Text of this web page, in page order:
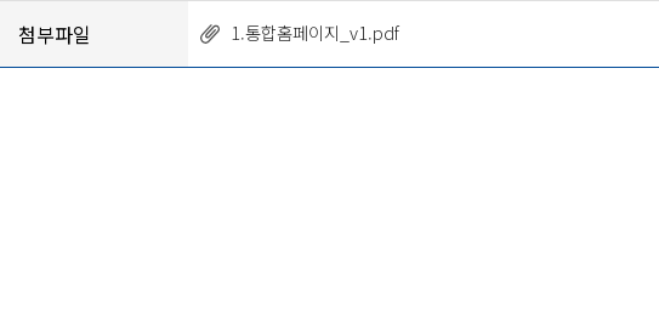
첨부파일 1.통합홈페이지_v1.pdf